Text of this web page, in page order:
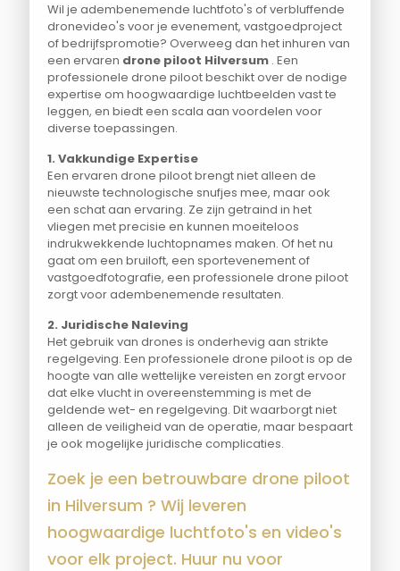
Wil je adembenemende luchtfoto's of verbluffende
dronevideo's voor je evenement, vastgoedproject
of bedrijfspromotie? Overweeg dan het inhuren van
een ervaren drone piloot Hilversum . Een
professionele drone piloot beschikt over de nodige
expertise om hoogwaardige luchtbeelden vast te
leggen, en biedt een scala aan voordelen voor
diverse toepassingen.
1. Vakkundige Expertise
Een ervaren drone piloot brengt niet alleen de
nieuwste technologische snufjes mee, maar ook
een schat aan ervaring. Ze zijn getraind in het
vliegen met precisie en kunnen moeiteloos
indrukwekkende luchtopnames maken. Of het nu
gaat om een bruiloft, een sportevenement of
vastgoedfotografie, een professionele drone piloot
zorgt voor adembenemende resultaten.
2. Juridische Naleving
Het gebruik van drones is onderhevig aan strikte
regelgeving. Een professionele drone piloot is op de
hoogte van alle wettelijke vereisten en zorgt ervoor
dat elke vlucht in overeenstemming is met de
geldende wet- en regelgeving. Dit waarborgt niet
alleen de veiligheid van de operatie, maar bespaart
je ook mogelijke juridische complicaties.
Zoek je een betrouwbare drone piloot
in Hilversum ? Wij leveren
hoogwaardige luchtfoto's en video's
voor elk project. Huur nu voor